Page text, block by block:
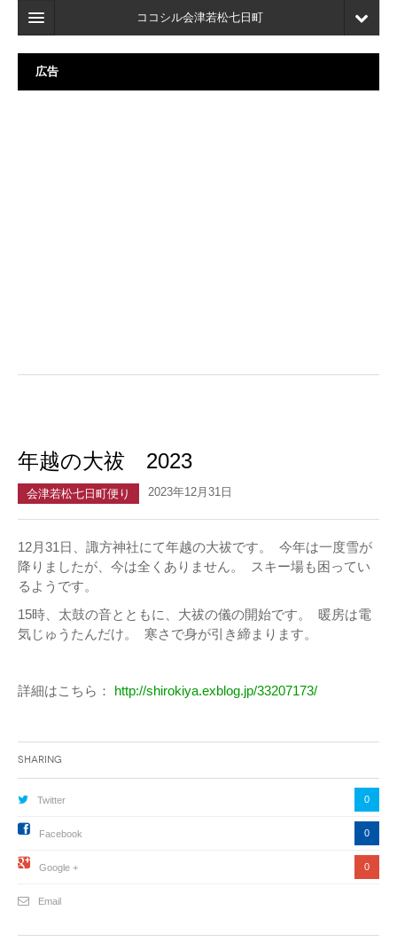
ココシル会津若松七日町
ホーム
検索
広告
年越の大祓 2023
会津若松七日町便り 2023年12月31日
12月31日、諏方神社にて年越の大祓です。 今年は一度雪が
降りましたが、今は全くありません。 スキー場も困ってい
るようです。
15時、太鼓の音とともに、大祓の儀の開始です。 暖房は電
気じゅうたんだけ。 寒さで身が引き締まります。
詳細はこちら： http://shirokiya.exblog.jp/33207173/
Sharing
Twitter 0
Facebook 0
Google + 0
Email